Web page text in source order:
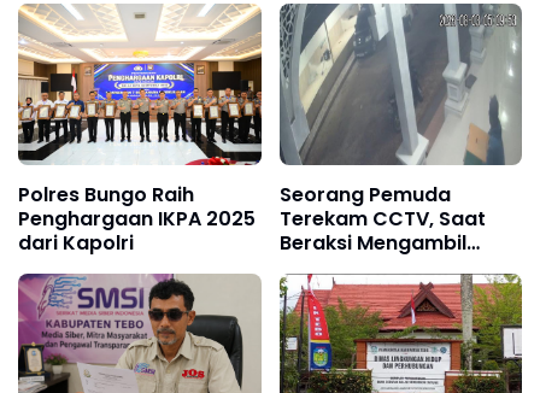
dengan Cara Dibakar
Sungai Nalo Tantan
Resmi Ditutup
Polres Bungo Raih
Penghargaan IKPA 2025
dari Kapolri
Seorang Pemuda
Terekam CCTV, Saat
Beraksi Mengambil
Kotak Amal di Masjid Al
Hidayah